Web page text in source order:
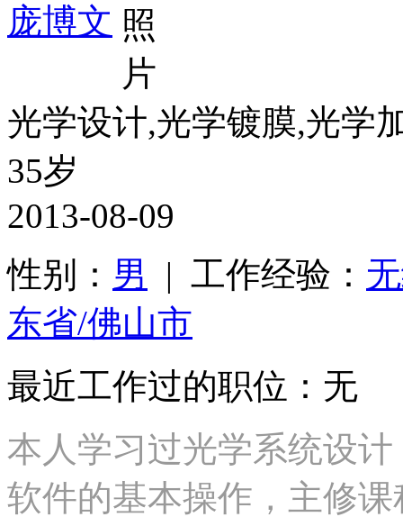
庞博文
光学设计,光学镀膜,光学
35岁
2013-08-09
性别： 男 | 工作经验：
东省/佛山市
最近工作过的职位：无
本人学习过光学系统设计
软件的基本操作，主修